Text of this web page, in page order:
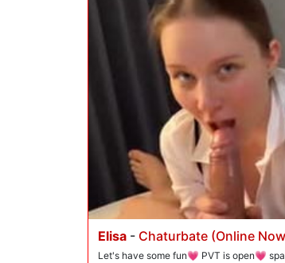
cubriendo a Theodora con una ventisca
juega con su valiente recompensa,
Elisa - Chaturbate (Online
Let's have some fun💗 PVT is open💗